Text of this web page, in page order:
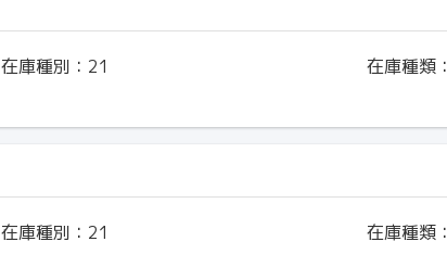
在庫種別： 21 在庫種類：
在庫種別： 21 在庫種類：